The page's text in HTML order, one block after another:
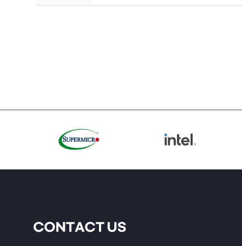
CONTACT US